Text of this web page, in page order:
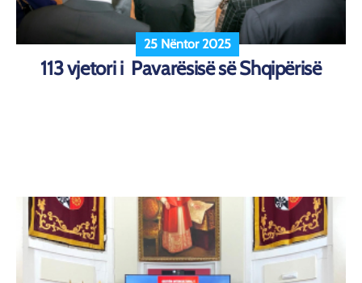
25 Nëntor 2025
113 vjetori i Pavarësisë së Shqipërisë